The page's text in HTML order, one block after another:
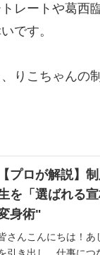
レートや葛西
です。
りこちゃんの
【プロが解説】
を「選ばれる
身術"
さんこんにちは！あ
引き出し、仕事に